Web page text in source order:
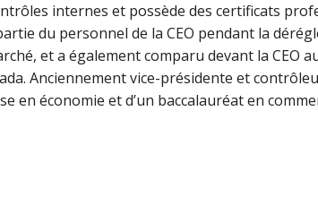
internes et possède des certificats
du personnel de la CEO pendant la
et a également comparu devant la CEO
Anciennement vice-présidente et
en économie et d’un baccalauréat en